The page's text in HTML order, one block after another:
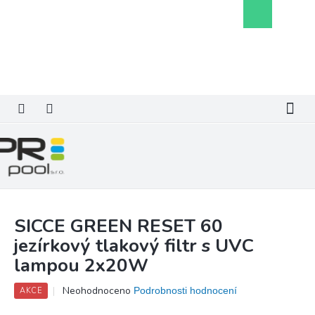
košík
SICCE GREEN RESET 60
jezírkový tlakový filtr s UVC
lampou 2x20W
AKCE
Průměrné
Neohodnoceno Podrobnosti hodnocení